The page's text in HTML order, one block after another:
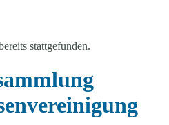
stattgefunden.